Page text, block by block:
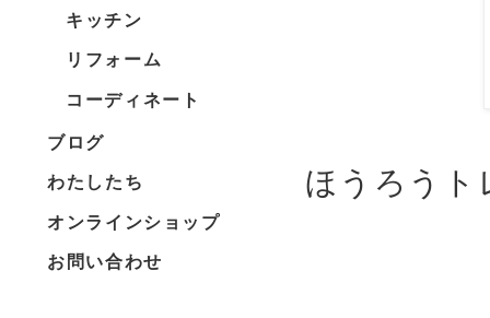
キッチン
リフォーム
コーディネート
ブログ
わたしたち
オンラインショップ
お問い合わせ
ほうろう